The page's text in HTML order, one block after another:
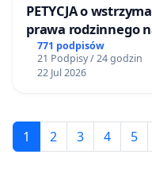
PETYCJA o
771 podpisów
21 Podpisy / 24 godzin
22 Jul 2026
1 2 3 4 5